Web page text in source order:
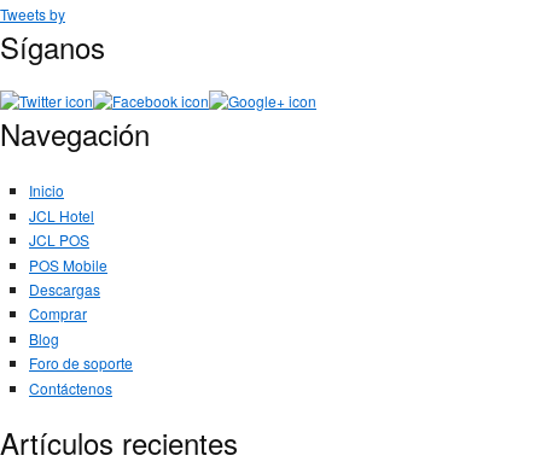
Tweets by
Síganos
Navegación
Inicio
JCL Hotel
JCL POS
POS Mobile
Descargas
Comprar
Blog
Foro de soporte
Contáctenos
Artículos recientes